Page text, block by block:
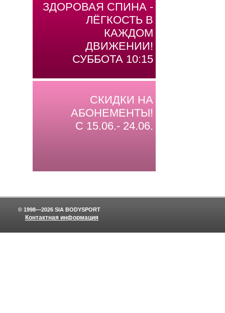
ЗДОРОВАЯ СПИНА -
ЛЁГКОСТЬ В
КАЖДОМ
ДВИЖЕНИИ!
СУББОТА 10:15
СКИДКИ НА
АБОНЕМЕНТЫ!
С 15.06.- 24.06.
Контактная информация
© 1998—2026 SIA BODYSPORT